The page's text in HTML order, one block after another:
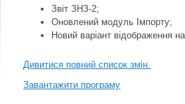
Звіт ЗНЗ-2;
Оновлений модуль Імпорту;
Новий варіант відображення
Дивитися повний список змін.
Завантажити програму